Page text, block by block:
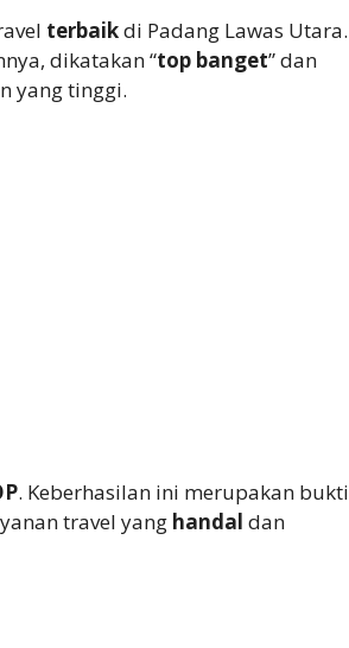
terbaikdi Padang Lawas Utara.
dikatakan “top banget” dan
yang tinggi.
. Keberhasilan ini merupakan bukti
travel yang handal dan